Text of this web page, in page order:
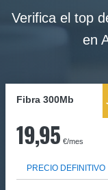
Verifica el top
en
Fibra 300Mb
19,95 €/mes
PRECIO DEFINITIVO